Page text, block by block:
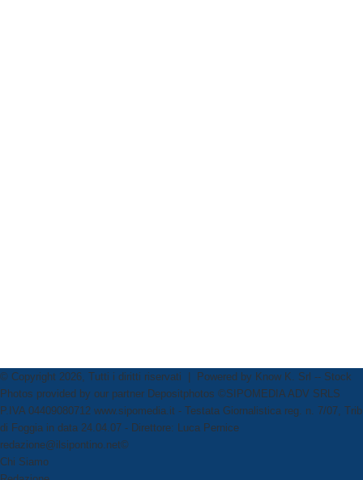
© Copyright 2026, Tutti i diritti riservati | Powered by Know K. Srl -- Stock
Photos provided by our partner Depositphotos ©SIPOMEDIA ADV SRLS
P.IVA 04409080712 www.sipomedia.it - Testata Giornalistica reg. n. 7/07, Trib
di Foggia in data 24.04.07 - Direttore: Luca Pernice
redazione@ilsipontino.net©
Chi Siamo